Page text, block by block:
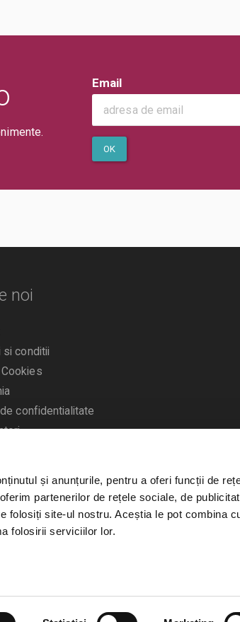
și anunțurile, pentru a oferi funcții de
partenerilor de rețele sociale, de
folosiți site-ul nostru. Aceștia le pot combina
folosirii serviciilor lor.
Email
OK
noi
si conditii
confidentialitate